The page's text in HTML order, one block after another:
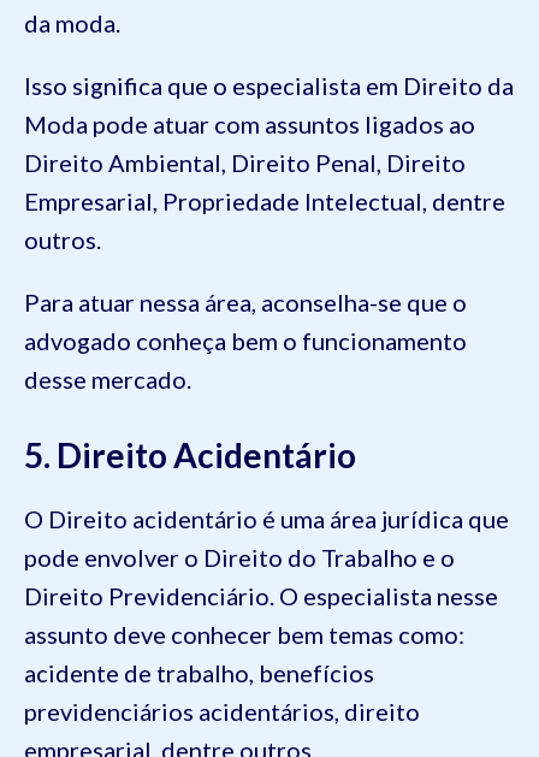
da moda.
Isso significa que o especialista em Direito da
Moda pode atuar com assuntos ligados ao
Direito Ambiental, Direito Penal, Direito
Empresarial, Propriedade Intelectual, dentre
outros.
Para atuar nessa área, aconselha-se que o
advogado conheça bem o funcionamento
desse mercado.
5. Direito Acidentário
O Direito acidentário é uma área jurídica que
pode envolver o Direito do Trabalho e o
Direito Previdenciário. O especialista nesse
assunto deve conhecer bem temas como:
acidente de trabalho, benefícios
previdenciários acidentários, direito
empresarial, dentre outros.